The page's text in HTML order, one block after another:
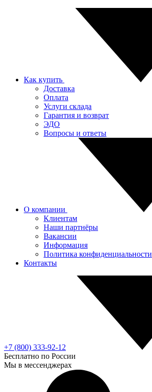
Как купить
Доставка
Оплата
Услуги склада
Гарантия и возврат
ЭДО
Вопросы и ответы
О компании
Клиентам
Наши партнёры
Вакансии
Информация
Политика конфиденциальности
Контакты
+7 (800) 333-92-12
Бесплатно по России
Мы в мессенджерах